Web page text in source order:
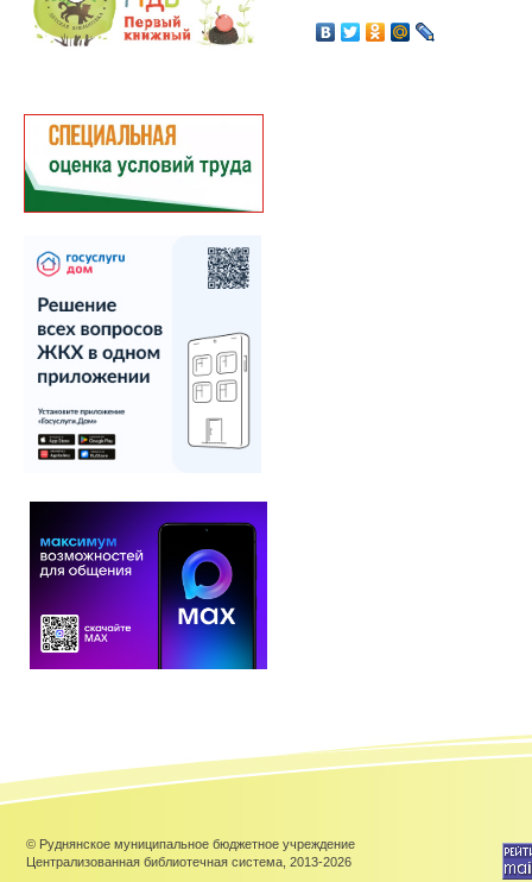
© Руднянское муниципальное бюджетное учреждение
Централизованная библиотечная система, 2013-2026